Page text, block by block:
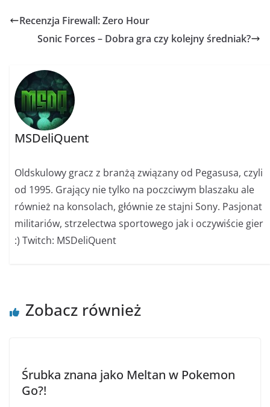
Recenzja Firewall: Zero Hour
Sonic Forces – Dobra gra czy kolejny średniak?
MSDeliQuent
Oldskulowy gracz z branżą związany od Pegasusa, czyli
od 1995. Grający nie tylko na poczciwym blaszaku ale
również na konsolach, głównie ze stajni Sony. Pasjonat
militariów, strzelectwa sportowego jak i oczywiście gier
:) Twitch: MSDeliQuent
Zobacz również
Śrubka znana jako Meltan w Pokemon
Go?!